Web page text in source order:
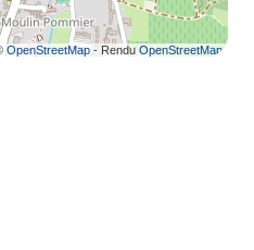
OpenStreetMap - RenduOpenStreetMap